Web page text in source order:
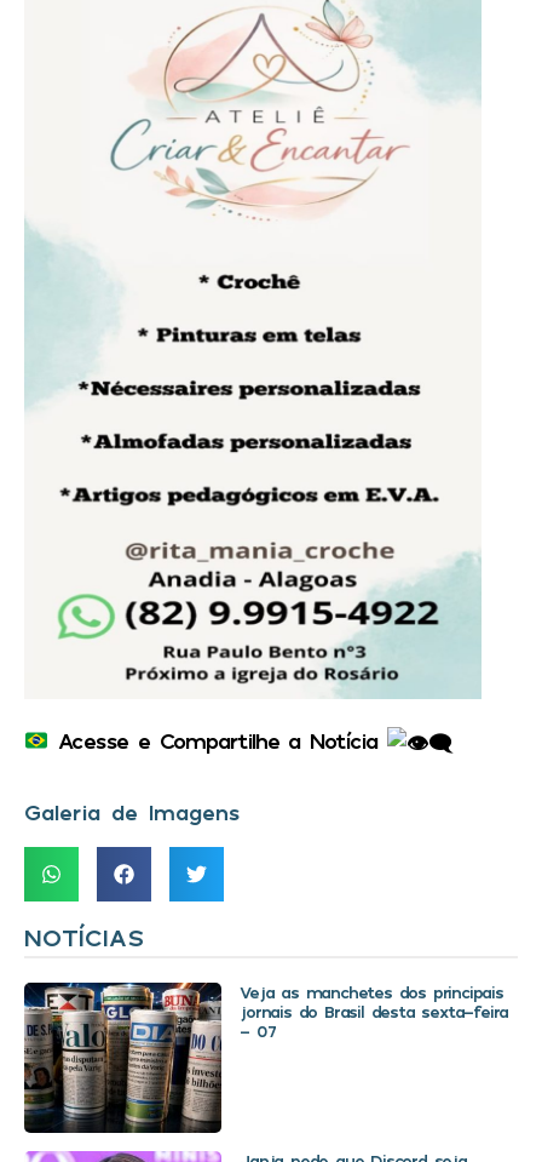
Acesse e Compartilhe a Notícia
Galeria de Imagens
NOTÍCIAS
Veja as manchetes dos principais
jornais do Brasil desta sexta-feira
– 07